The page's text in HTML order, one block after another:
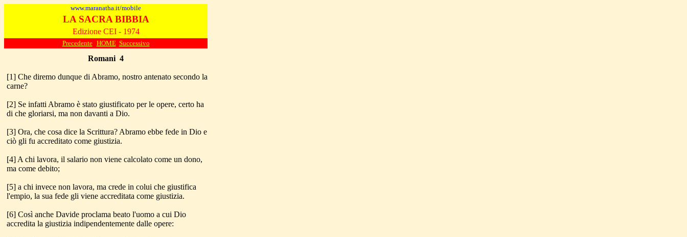
www.maranatha.it/mobile
LA SACRA BIBBIA
Edizione CEI - 1974
Precedente HOME Successivo
Romani 4
[1] Che diremo dunque di Abramo, nostro antenato secondo la
carne?
[2] Se infatti Abramo è stato giustificato per le opere, certo ha
di che gloriarsi, ma non davanti a Dio.
[3] Ora, che cosa dice la Scrittura? Abramo ebbe fede in Dio e
ciò gli fu accreditato come giustizia.
[4] A chi lavora, il salario non viene calcolato come un dono,
ma come debito;
[5] a chi invece non lavora, ma crede in colui che giustifica
l'empio, la sua fede gli viene accreditata come giustizia.
[6] Così anche Davide proclama beato l'uomo a cui Dio
accredita la giustizia indipendentemente dalle opere: